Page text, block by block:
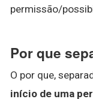
permissão/
Por que
O por que,
início de uma